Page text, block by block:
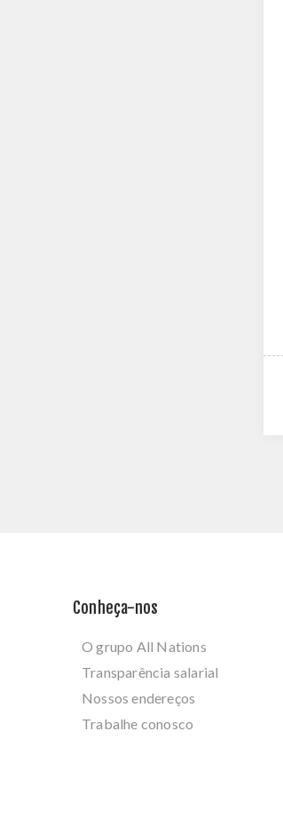
Conheça-nos
O grupo All Nations
Transparência salarial
Nossos endereços
Trabalhe conosco